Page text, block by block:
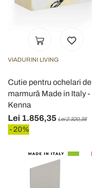
VIADURINI LIVING
Cutie pentru ochelari de
marmură Made in Italy -
Kenna
Lei 1.856,35 Lei 2.320,38
- 20%